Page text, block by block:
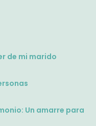
de mi marido
Un amarre para